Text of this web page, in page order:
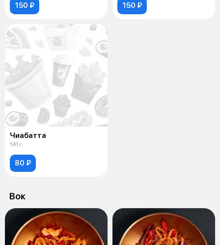
150 ₽ 150 ₽
Чиабатта
141 г
80 ₽
Вок